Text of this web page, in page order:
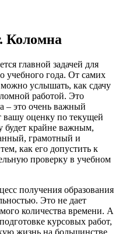
Коломна
главной задачей для
учебного года. От самих
услышать, как сдачу
работой. Это
– это очень важный
вашу оценку по текущей
крайне важным,
грамотный и
как его допустить к
проверку в учебном
получения образования
Это не дает
количества времени. А
курсовых работ,
жизнь на большинстве